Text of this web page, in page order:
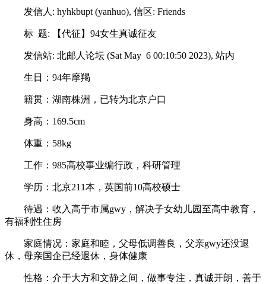
发信人: hyhkbupt (yanhuo), 信区: Friends
标 题: 【代征】94女生真诚征友
发信站: 北邮人论坛 (Sat May 6 00:10:50 2023), 站内
生日：94年摩羯
籍贯：湖南株洲，已转为北京户口
身高：169.5cm
体重：58kg
工作：985高校事业编行政，科研管理
学历：北京211本，英国前10高校硕士
待遇：收入高于市属gwy，解决子女幼儿园至高中教育，
有福利性住房
家庭情况：家庭和睦，父母低调善良，父亲gwy还没退
休，母亲国企已经退休，身体健康
性格：介于大方和文静之间，做事专注，真诚开朗，善于